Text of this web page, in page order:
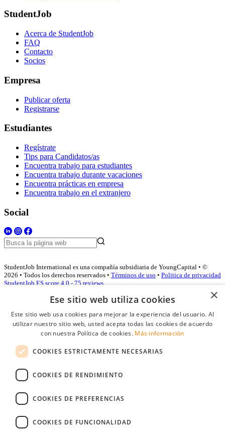
StudentJob
Acerca de StudentJob
FAQ
Contacto
Socios
Empresa
Publicar oferta
Registrarse
Estudiantes
Regístrate
Tips para Candidatos/as
Encuentra trabajo para estudiantes
Encuentra trabajo durante vacaciones
Encuentra prácticas en empresa
Encuentra trabajo en el extranjero
Social
StudentJob International es una compañía subsidiaria de YoungCapital • ©
2026 • Todos los derechos reservados • Términos de uso • Politica de privacidad
StudentJob ES score 4.0 - 75 reviews
Acceso empresas
Contraseña
Recordarme
Conectarse
Registro gratuito empresas
×
Ese sitio web utiliza cookies
Este sitio web usa cookies para mejorar la experiencia del usuario. Al
utilizar nuestro sitio web, usted acepta todas las cookies de acuerdo
con nuestra Política de cookies. Más información
COOKIES ESTRICTAMENTE NECESARIAS
COOKIES DE RENDIMIENTO
COOKIES DE PREFERENCIAS
COOKIES DE FUNCIONALIDAD